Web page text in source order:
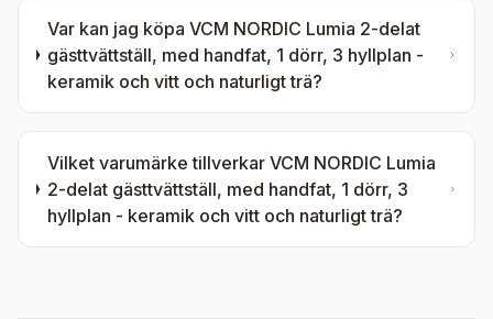
Var kan jag köpaVCM NORDIC Lumia 2-delat
gästtvättställ, med handfat, 1 dörr, 3 hyllplan -
keramik och vitt och naturligt trä?
Vilket varumärke tillverkarVCM NORDIC Lumia
2-delat gästtvättställ, med handfat, 1 dörr, 3
hyllplan - keramik och vitt och naturligt trä?